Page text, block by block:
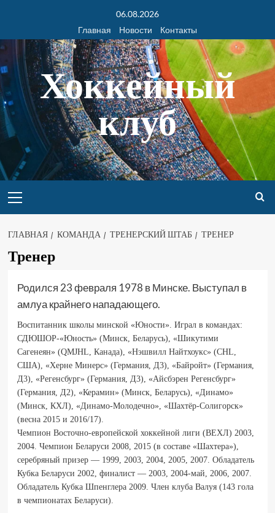
06.08.2026
Главная
Новости Контакты
Хоккейный
клуб
ГЛАВНАЯ КОМАНДА ТРЕНЕРСКИЙ ШТАБ ТРЕНЕР
Тренер
Родился 23 февраля 1978 в Минске. Выступал в
амлуа крайнего нападающего.
Воспитанник школы минской «Юности». Играл в командах:
СДЮШОР-«Юность» (Минск, Беларусь), «Шикутими
Сагенеян» (QMJHL, Канада), «Нэшвилл Найтхоукс» (CHL,
США), «Херне Минерс» (Германия, Д3), «Байройт» (Германия,
Д3), «Регенсбург» (Германия, Д3), «Айсбэрен Регенсбург»
(Германия, Д2), «Керамин» (Минск, Беларусь), «Динамо»
(Минск, КХЛ), «Динамо-Молодечно», «Шахтёр-Солигорск»
(весна 2015 и 2016/17).
Чемпион Восточно-европейской хоккейной лиги (ВЕХЛ) 2003,
2004. Чемпион Беларуси 2008, 2015 (в составе «Шахтера»),
серебряный призер — 1999, 2003, 2004, 2005, 2007. Обладатель
Кубка Беларуси 2002, финалист — 2003, 2004-май, 2006, 2007.
Обладатель Кубка Шпенглера 2009. Член клуба Валуя (143 гола
в чемпионатах Беларуси).